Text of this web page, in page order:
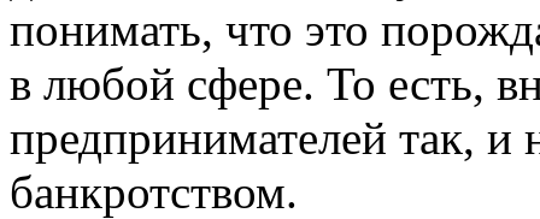
понимать, что это
в любой сфере. То есть,
предпринимателей так, и
банкротством.